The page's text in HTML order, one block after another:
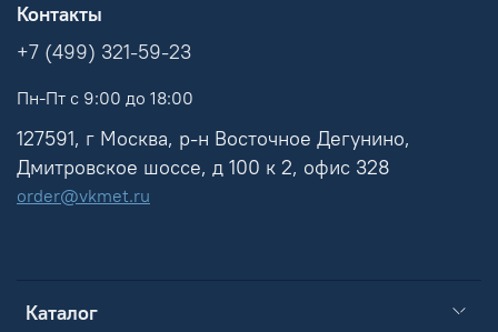
Каталог
Контакты
+7 (499) 321-59-23
Пн-Пт с 9:00 до 18:00
127591, г Москва, р-н Восточное Дегунино,
Дмитровское шоссе, д 100 к 2, офис 328
order@vkmet.ru